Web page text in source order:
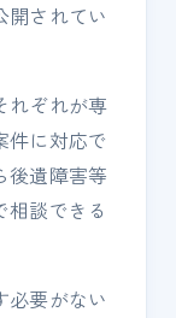
開されてい
れぞれが専
件に対応で
後遺障害等
談できる
必要がない